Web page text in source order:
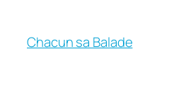
Chacun sa Balade